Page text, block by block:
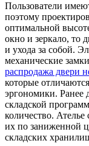
Пользователи
поэтому
оптимальной
окно и зеркало, то
и ухода за собой.
механические
распродажа двери
которые
эргономики. Ранее
складской
количество. Ателье
их по заниженной
складских